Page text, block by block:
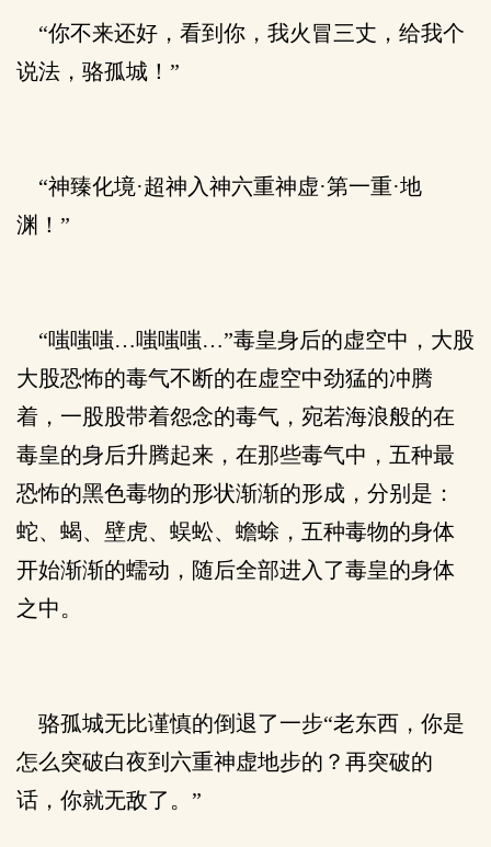
“你不来还好，看到你，我火冒三丈，给我个
说法，骆孤城！”
“神臻化境·超神入神六重神虚·第一重·地
渊！”
“嗤嗤嗤…嗤嗤嗤…”毒皇身后的虚空中，大股
大股恐怖的毒气不断的在虚空中劲猛的冲腾
着，一股股带着怨念的毒气，宛若海浪般的在
毒皇的身后升腾起来，在那些毒气中，五种最
恐怖的黑色毒物的形状渐渐的形成，分别是：
蛇、蝎、壁虎、蜈蚣、蟾蜍，五种毒物的身体
开始渐渐的蠕动，随后全部进入了毒皇的身体
之中。
骆孤城无比谨慎的倒退了一步“老东西，你是
怎么突破白夜到六重神虚地步的？再突破的
话，你就无敌了。”